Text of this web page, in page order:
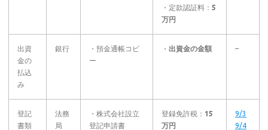
・定款認証料： 5
万円
出資
金の
払込
み
銀行
・預金通帳コピ
ー
・ 出資金の金額 –
登記
書類
法務
局
・株式会社設立
登記申請書
登録免許税： 15
万円
9/3
9/4